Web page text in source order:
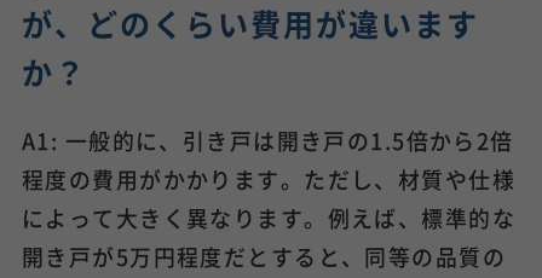
が、どのくらい費用が違います
か？
A1: 一般的に、引き戸は開き戸の1.5倍から2倍
程度の費用がかかります。ただし、材質や仕様
によって大きく異なります。例えば、標準的な
開き戸が5万円程度だとすると、同等の品質の